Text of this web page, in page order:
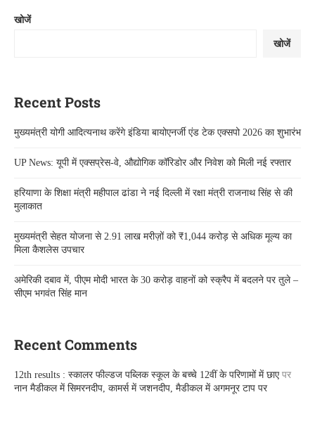
खोजें
खोजें
Recent Posts
मुख्यमंत्री योगी आदित्यनाथ करेंगे इंडिया बायोएनर्जी एंड टेक एक्सपो 2026 का शुभारंभ
UP News: यूपी में एक्सप्रेस-वे, औद्योगिक कॉरिडोर और निवेश को मिली नई रफ्तार
हरियाणा के शिक्षा मंत्री महीपाल ढांडा ने नई दिल्ली में रक्षा मंत्री राजनाथ सिंह से की
मुलाकात
मुख्यमंत्री सेहत योजना से 2.91 लाख मरीज़ों को ₹1,044 करोड़ से अधिक मूल्य का
मिला कैशलेस उपचार
अमेरिकी दबाव में, पीएम मोदी भारत के 30 करोड़ वाहनों को स्क्रैप में बदलने पर तुले –
सीएम भगवंत सिंह मान
Recent Comments
12th results : स्कालर फील्डज पब्लिक स्कूल के बच्चे 12वीं के परिणामों में छाएपर
नान मैडीकल में सिमरनदीप, कामर्स में जशनदीप, मैडीकल में अगमनूर टाप पर